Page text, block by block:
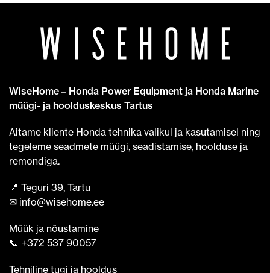
WiseHome – Honda Power Equipment ja Honda Marine
müügi- ja hoolduskeskus Tartus
Aitame kliente Honda tehnika valikul ja kasutamisel ning
tegeleme seadmete müügi, seadistamise, hoolduse ja
remondiga.
📍 Teguri 39, Tartu
✉ info@wisehome.ee
Müük ja nõustamine
📞 +372 537 90057
Tehniline tugi ja hooldus